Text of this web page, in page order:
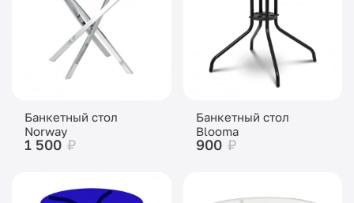
Банкетный стол
Norway
1 500 ₽
Банкетный стол
Blooma
900 ₽